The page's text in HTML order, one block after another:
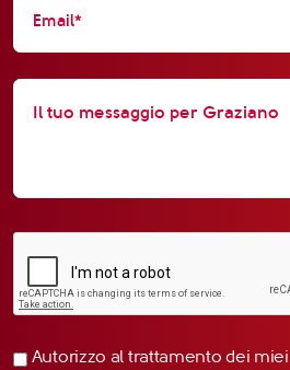
Autorizzo al trattamento dei